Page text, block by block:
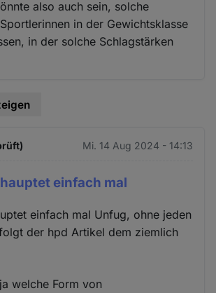
also auch sein, solche
in der Gewichtsklasse
in der solche Schlagstärken
Mi. 14 Aug 2024 - 14:13
einfach mal
einfach mal Unfug, ohne jeden
der hpd Artikel dem ziemlich
welche Form von